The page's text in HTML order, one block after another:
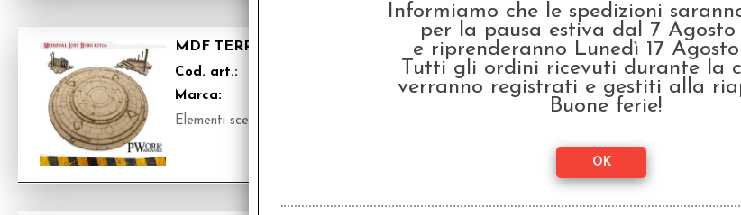
MDF TERRAIN SCENERY - MEDIEVAL LOST BURG 06 (M)
Cod. art.:
PWKTS009
Marca:
Pwork Wargames
Elementi scenici in MDF 3mm
Informiamo che le spedizioni
per la pausa estiva dal 7 Agosto
e riprenderanno Lunedì 17
Tutti gli ordini ricevuti durante la
verranno registrati e gestiti alla
Buone ferie!